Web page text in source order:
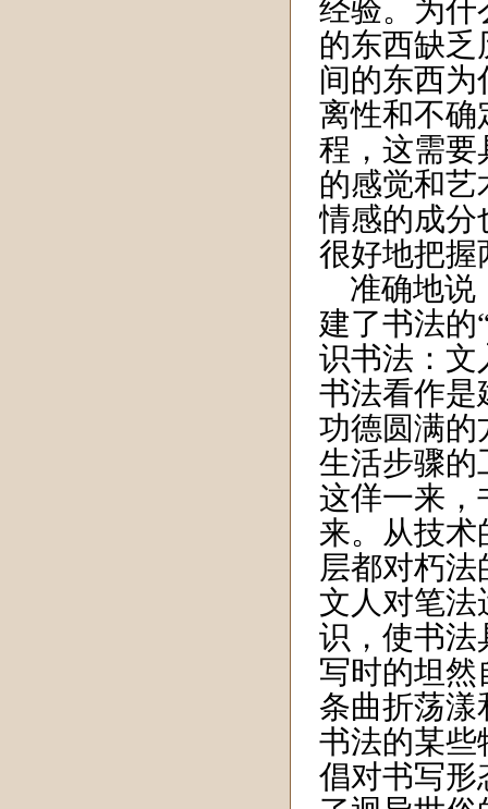
经验。为什
的东西缺
间的东西为
离性和不确
程，这需要
的感觉和
情感的成分
很好地把握
准确地说
建了书法的
识书法：文
书法看作是
功德圆满的
生活步骤的
这佯一来，
来。从技术
层都对朽
文人对笔法
识，使书法
写时的坦然
条曲折荡漾
书法的某些
倡对书写形